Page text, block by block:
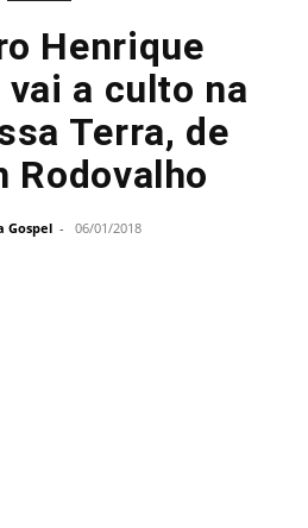
Henrique
a culto na
Terra, de
Rodovalho
Gospel - 06/01/2018